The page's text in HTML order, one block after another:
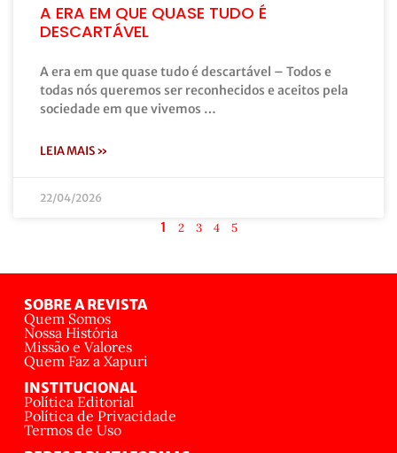
A ERA EM QUE QUASE TUDO É
DESCARTÁVEL
A era em que quase tudo é descartável – Todos e
todas nós queremos ser reconhecidos e aceitos pela
sociedade em que vivemos …
LEIA MAIS »
22/04/2026
1 2 3 4 5
SOBRE A REVISTA
Quem Somos
Nossa História
Missão e Valores
Quem Faz a Xapuri
INSTITUCIONAL
Política Editorial
Política de Privacidade
Termos de Uso